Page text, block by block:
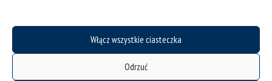
Włącz wszystkie ciasteczka
Odrzuć